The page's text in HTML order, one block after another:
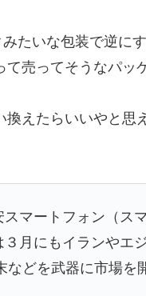
たいな包装で逆に
売ってそうなパッ
えたらいいやと思
スマートフォン（ス
月にもイランやエ
どを武器に市場を